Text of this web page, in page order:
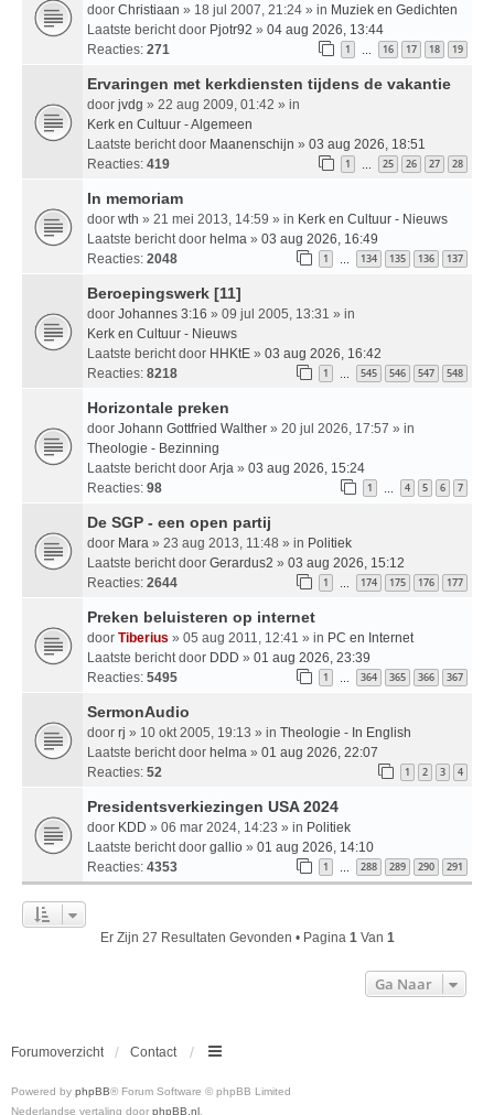
door Christiaan » 18 jul 2007, 21:24 » in Muziek en Gedichten
Laatste bericht door Pjotr92 » 04 aug 2026, 13:44
Reacties: 271 1 … 16 17 18 19
Ervaringen met kerkdiensten tijdens de vakantie
door jvdg » 22 aug 2009, 01:42 » in
Kerk en Cultuur - Algemeen
Laatste bericht door Maanenschijn » 03 aug 2026, 18:51
Reacties: 419 1 … 25 26 27 28
In memoriam
door wth » 21 mei 2013, 14:59 » in Kerk en Cultuur - Nieuws
Laatste bericht door helma » 03 aug 2026, 16:49
Reacties: 2048 1 … 134 135 136 137
Beroepingswerk [11]
door Johannes 3:16 » 09 jul 2005, 13:31 » in
Kerk en Cultuur - Nieuws
Laatste bericht door HHKtE » 03 aug 2026, 16:42
Reacties: 8218 1 … 545 546 547 548
Horizontale preken
door Johann Gottfried Walther » 20 jul 2026, 17:57 » in
Theologie - Bezinning
Laatste bericht door Arja » 03 aug 2026, 15:24
Reacties: 98 1 … 4 5 6 7
De SGP - een open partij
door Mara » 23 aug 2013, 11:48 » in Politiek
Laatste bericht door Gerardus2 » 03 aug 2026, 15:12
Reacties: 2644 1 … 174 175 176 177
Preken beluisteren op internet
door Tiberius » 05 aug 2011, 12:41 » in PC en Internet
Laatste bericht door DDD » 01 aug 2026, 23:39
Reacties: 5495 1 … 364 365 366 367
SermonAudio
door rj » 10 okt 2005, 19:13 » in Theologie - In English
Laatste bericht door helma » 01 aug 2026, 22:07
Reacties: 52 1 2 3 4
Presidentsverkiezingen USA 2024
door KDD » 06 mar 2024, 14:23 » in Politiek
Laatste bericht door gallio » 01 aug 2026, 14:10
Reacties: 4353 1 … 288 289 290 291
Er Zijn 27 Resultaten Gevonden • Pagina 1 Van 1
Ga Naar
Forumoverzicht Contact
Powered by phpBB® Forum Software © phpBB Limited
Nederlandse vertaling door phpBB.nl